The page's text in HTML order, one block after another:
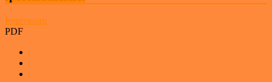
Impressum
PDF